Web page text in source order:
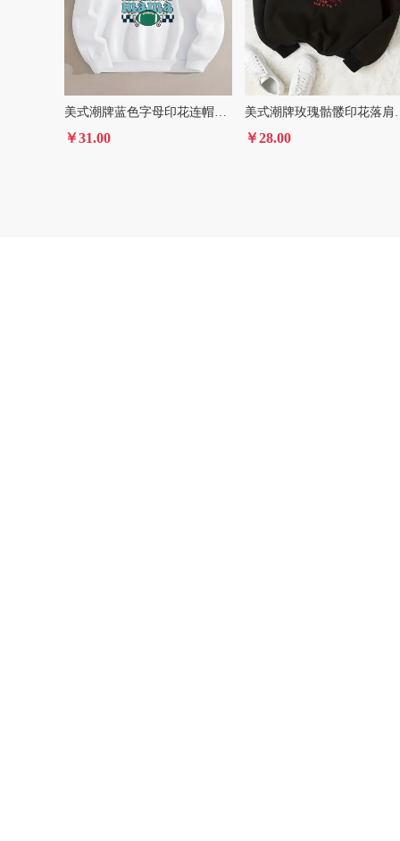
美式潮牌蓝色字母印花连帽衫长袖连帽卫衣女装
￥31.00
美式潮牌
￥28.00